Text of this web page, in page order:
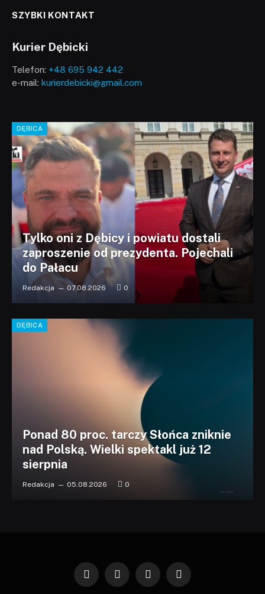
SZYBKI KONTAKT
Kurier Dębicki
Telefon: +48 695 942 442
e-mail: kurierdebicki@gmail.com
DĘBICA
Tylko oni z Dębicy i powiatu dostali
zaproszenie od prezydenta. Pojechali
do Pałacu
Redakcja 07.08.2026 0
DĘBICA
Ponad 80 proc. tarczy Słońca zniknie
nad Polską. Wielki spektakl już 12
sierpnia
Redakcja 05.08.2026 0
Facebook
X
InstagramPinterest